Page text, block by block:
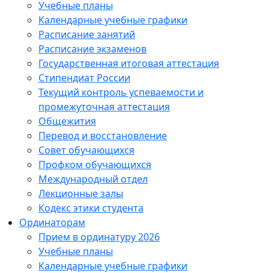
Учебные планы
Календарные учебные графики
Расписание занятий
Расписание экзаменов
Государственная итоговая аттестация
Стипендиат России
Текущий контроль успеваемости и
промежуточная аттестация
Общежития
Перевод и восстановление
Совет обучающихся
Профком обучающихся
Международный отдел
Лекционные залы
Кодекс этики студента
Ординаторам
Прием в ординатуру 2026
Учебные планы
Календарные учебные графики